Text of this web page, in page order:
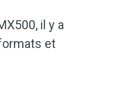
il y a
et